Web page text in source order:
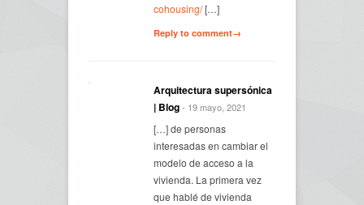
cohousing/[…]
Reply to comment→
Arquitectura supersónica
| Blog- 19 mayo, 2021
[…] de personas
interesadas en cambiar el
modelo de acceso a la
vivienda. La primera vez
que hablé de vivienda